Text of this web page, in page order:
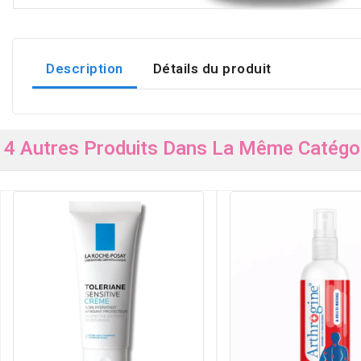
Description Détails du produit
4 Autres Produits Dans La Même